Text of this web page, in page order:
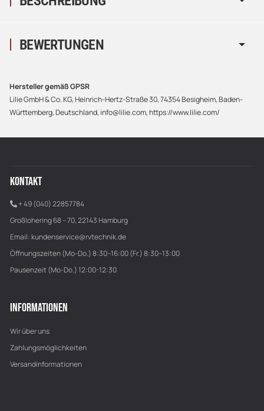
BEWERTUNGEN
Hersteller gemäß GPSR
Lilie GmbH & Co. KG, Heinrich-Hertz-Straße 30, 74354 Besigheim, Baden-
Württemberg, Deutschland, info@lilie.com, https://www.lilie.com/
KONTAKT
+ 49 (040) 22857784
Großlohering 68 – 70, 22143 Hamburg
Email: kundenservice@rvtechnik.de
Öffnungszeiten (Mo-Do.) 8:30–16:00 (Fr.) 8:30–13:00
Pausenzeit (Mo-Do.) 12:00-12:30
INFORMATIONEN
Wir über uns
Zahlungsmöglichkeiten
Versandinformationen